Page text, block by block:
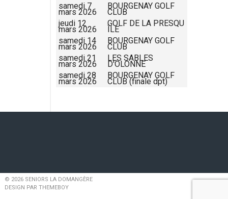
samedi 7
mars 2026
BOURGENAY GOLF
CLUB
jeudi 12
mars 2026
GOLF DE LA PRESQU
ÎLE
samedi 14
mars 2026
BOURGENAY GOLF
CLUB
samedi 21
mars 2026
LES SABLES
D'OLONNE
samedi 28
mars 2026
BOURGENAY GOLF
CLUB (finale dpt)
© 2026 SENIORS LA DOMANGÈRE
DESIGN PAR THEMEBOY